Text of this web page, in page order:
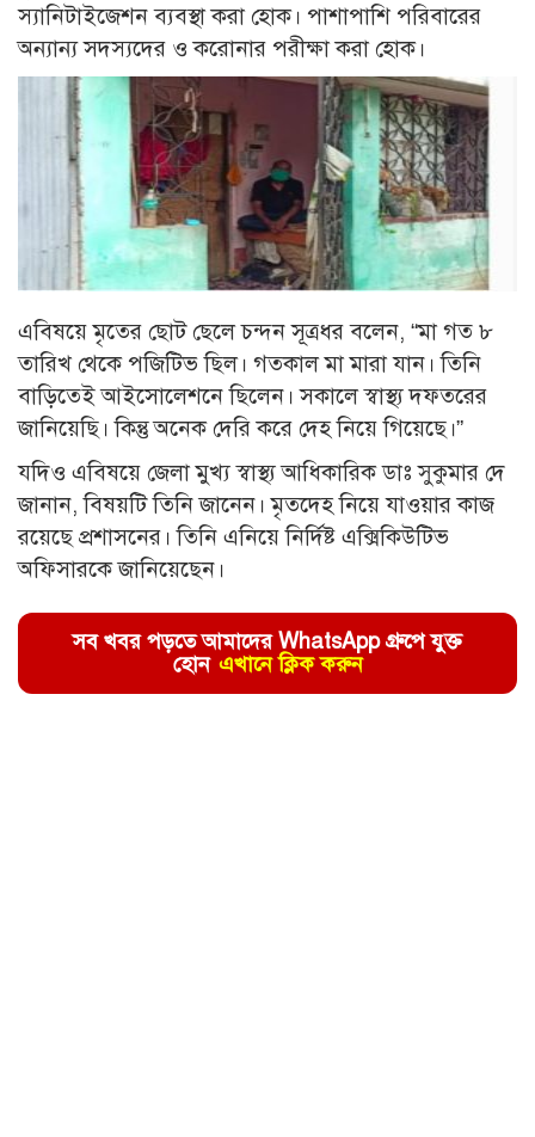
স্যানিটাইজেশন ব্যবস্থা করা হোক। পাশাপাশি পরিবারের
অন্যান্য সদস্যদের ও করোনার পরীক্ষা করা হোক।
এবিষয়ে মৃতের ছোট ছেলে চন্দন সূত্রধর বলেন, “মা গত ৮
তারিখ থেকে পজিটিভ ছিল। গতকাল মা মারা যান। তিনি
বাড়িতেই আইসোলেশনে ছিলেন। সকালে স্বাস্থ্য দফতরের
জানিয়েছি। কিন্তু অনেক দেরি করে দেহ নিয়ে গিয়েছে।”
যদিও এবিষয়ে জেলা মুখ্য স্বাস্থ্য আধিকারিক ডাঃ সুকুমার দে
জানান, বিষয়টি তিনি জানেন। মৃতদেহ নিয়ে যাওয়ার কাজ
রয়েছে প্রশাসনের। তিনি এনিয়ে নির্দিষ্ট এক্সিকিউটিভ
অফিসারকে জানিয়েছেন।
সব খবর পড়তে আমাদের WhatsApp গ্রুপে যুক্ত
হোন এখানে ক্লিক করুন